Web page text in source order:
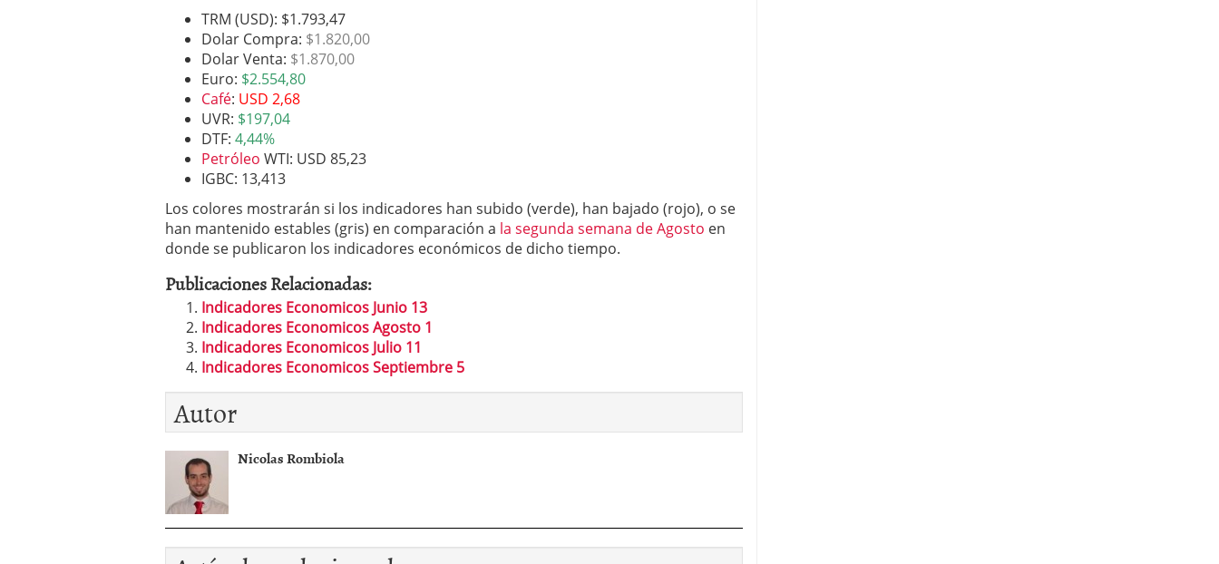
TRM (USD): $1.793,47
Dolar Compra: $1.820,00
Dolar Venta: $1.870,00
Euro: $2.554,80
Café: USD 2,68
UVR: $197,04
DTF: 4,44%
Petróleo WTI: USD 85,23
IGBC: 13,413
Los colores mostrarán si los indicadores han subido (verde), han bajado (rojo), o se
han mantenido estables (gris) en comparación a la segunda semana de Agosto en
donde se publicaron los indicadores económicos de dicho tiempo.
Publicaciones Relacionadas:
Indicadores Economicos Junio 13
Indicadores Economicos Agosto 1
Indicadores Economicos Julio 11
Indicadores Economicos Septiembre 5
Autor
Nicolas Rombiola